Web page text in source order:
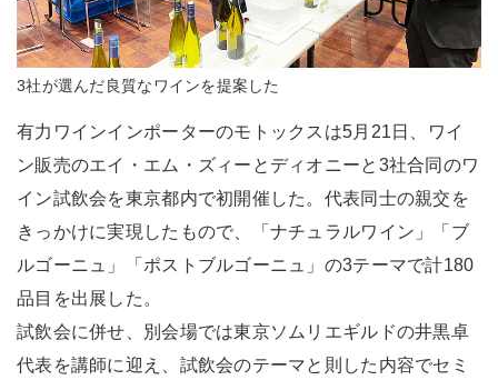
3社が選んだ良質なワインを提案した
有力ワインインポーターのモトックスは5月21日、ワイ
ン販売のエイ・エム・ズィーとディオニーと3社合同のワ
イン試飲会を東京都内で初開催した。代表同士の親交を
きっかけに実現したもので、「ナチュラルワイン」「ブ
ルゴーニュ」「ポストブルゴーニュ」の3テーマで計180
品目を出展した。
試飲会に併せ、別会場では東京ソムリエギルドの井黒卓
代表を講師に迎え、試飲会のテーマと則した内容でセミ